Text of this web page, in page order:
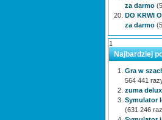
za darmo
DO KRWI
za darmo
1
Najbardziej
Gra w
564 441
zuma
Symulator
(631 246